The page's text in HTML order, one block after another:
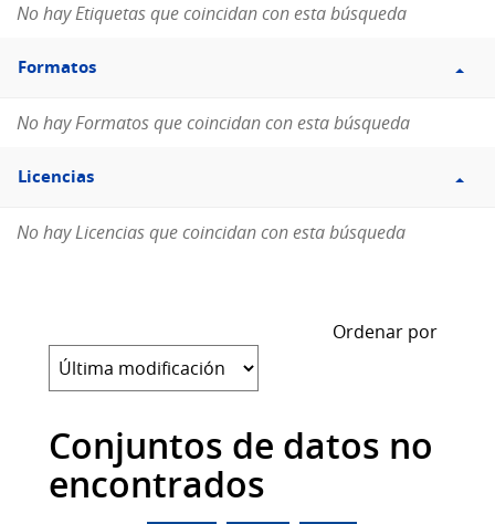
No hay Etiquetas que coincidan con esta búsqueda
Filtro
Formatos
Formatos
No hay Formatos que coincidan con esta búsqueda
Filtro
Licencias
Licencias
No hay Licencias que coincidan con esta búsqueda
Ordenar por
Conjuntos de datos no
encontrados